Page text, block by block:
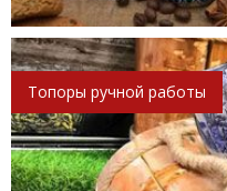
Топоры ручной работы